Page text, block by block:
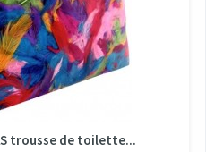
trousse de toilette...